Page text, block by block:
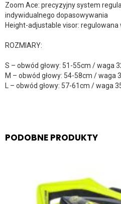
Zoom Ace: precyzyjny system
indywidualnego dopasowywania
Height-adjustable visor: regulowana
ROZMIARY:
S – obwód głowy: 51-55cm / waga
M – obwód głowy: 54-58cm / waga
L – obwód głowy: 57-61cm / waga
PODOBNE PRODUKTY